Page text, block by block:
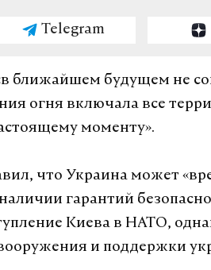
Telegram
ближайшем будущем не
огня включала все
моменту».
что Украина может
гарантий
Киева в НАТО,
и поддержки